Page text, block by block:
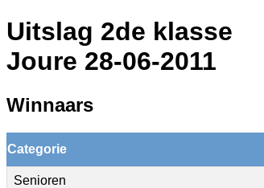
Uitslag 2de klasse
Joure 28-06-2011
Winnaars
Categorie
Senioren